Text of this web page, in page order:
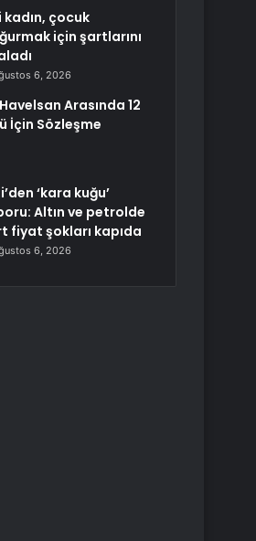
kadın, çocuk
için şartlarını
6, 2026
Arasında 12
İçin Sözleşme
‘kara kuğu’
Altın ve petrolde
fiyat şokları kapıda
6, 2026